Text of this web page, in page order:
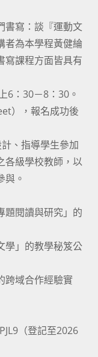
書寫：談『運動文
者為本學程黃健綸
寫課程方面皆具有
6：30－8：30。
），報名成功後
、指導學生參加
各級學校教師，以
與。
題閱讀與研究」的
學」的教學秘笈公
跨域合作經驗實
（登記至2026